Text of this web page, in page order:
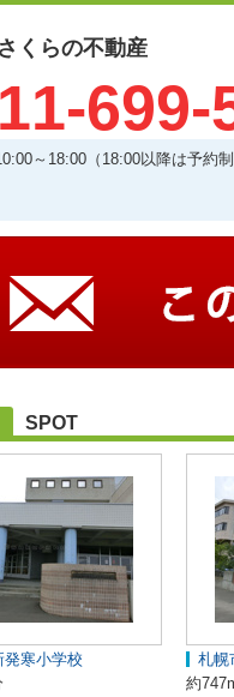
くらの不動産
699-
～18:00（18:00以降は予約
SPOT
寒小学校
札幌
約